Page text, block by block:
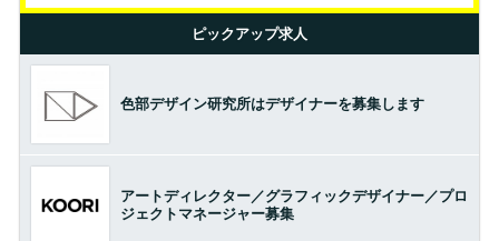
ピックアップ求人
色部デザイン研究所はデザイナーを募集します
アートディレクター／グラフィックデザイナー／プロ
ジェクトマネージャー募集